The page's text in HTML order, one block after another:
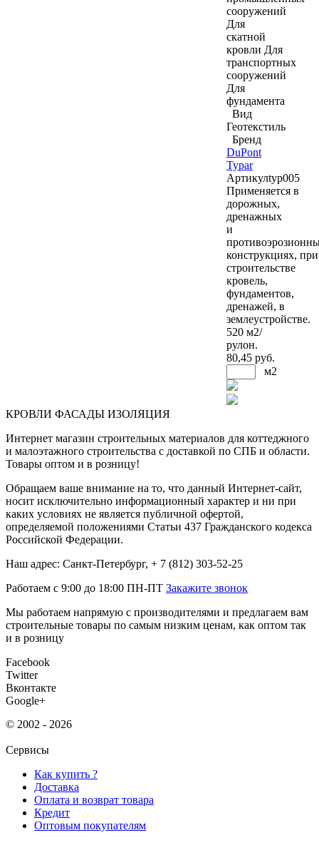
сооружений
Для
скатной
кровли Для
транспортных
сооружений
Для
фундамента
Вид
Геотекстиль
Бренд
DuPont
Typar
Артикулtyp005
Применяется в
дорожных,
дренажных
и
конструкциях, при
строительстве
кровель,
фундаментов,
дренажей, в
землеустройстве.
520 м2/
рулон.
80,45 руб.
м2
КРОВЛИ ФАСАДЫ ИЗОЛЯЦИЯ
Интернет магазин строительных материалов для коттеджного
и малоэтажного строительства с доставкой по СПБ и области.
Товары оптом и в розницу!
Обращаем ваше внимание на то, что данный Интернет-сайт,
носит исключительно информационный характер и ни при
каких условиях не является публичной офертой,
определяемой положениями Статьи 437 Гражданского кодекса
Российской Федерации.
Наш адрес: Санкт-Петербург, + 7 (812) 303-52-25
Работаем с 9:00 до 18:00 ПН-ПТ Закажите звонок
Мы работаем напрямую с производителями и предлагаем вам
строительные товары по самым низким ценам, как оптом так
и в розницу
Facebook
Twitter
Вконтакте
Google+
© 2002 - 2026
Сервисы
Как купить ?
Доставка
Оплата и возврат товара
Кредит
Оптовым покупателям